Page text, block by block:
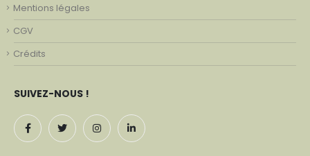
Mentions légales
CGV
Crédits
SUIVEZ-NOUS !